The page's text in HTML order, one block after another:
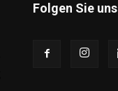
Folgen Sie uns